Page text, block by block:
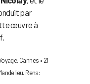
par
œuvre à
Cannes • 21
Rens: